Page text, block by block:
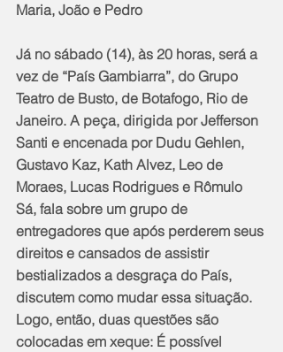
Maria, João e Pedro
Já no sábado (14), às 20 horas, será a
vez de “País Gambiarra”, do Grupo
Teatro de Busto, de Botafogo, Rio de
Janeiro. A peça, dirigida por Jefferson
Santi e encenada por Dudu Gehlen,
Gustavo Kaz, Kath Alvez, Leo de
Moraes, Lucas Rodrigues e Rômulo
Sá, fala sobre um grupo de
entregadores que após perderem seus
direitos e cansados de assistir
bestializados a desgraça do País,
discutem como mudar essa situação.
Logo, então, duas questões são
colocadas em xeque: É possível